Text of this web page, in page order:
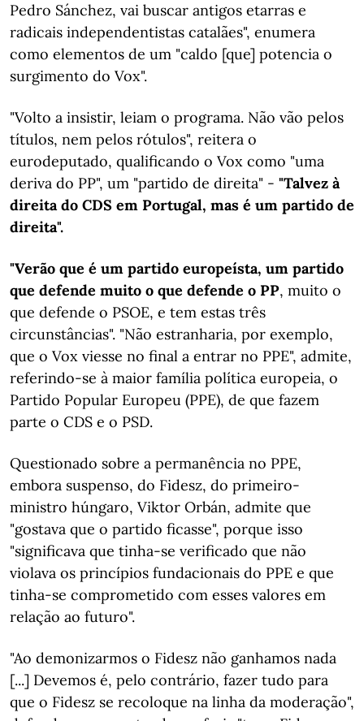
Pedro Sánchez, vai buscar antigos etarras e
radicais independentistas catalães", enumera
como elementos de um "caldo [que] potencia o
surgimento do Vox".
"Volto a insistir, leiam o programa. Não vão pelos
títulos, nem pelos rótulos", reitera o
eurodeputado, qualificando o Vox como "uma
deriva do PP", um "partido de direita" - "Talvez à
direita do CDS em Portugal, mas é um partido de
direita".
"Verão que é um partido europeísta, um partido
que defende muito o que defende o PP, muito o
que defende o PSOE, e tem estas três
circunstâncias". "Não estranharia, por exemplo,
que o Vox viesse no final a entrar no PPE", admite,
referindo-se à maior família política europeia, o
Partido Popular Europeu (PPE), de que fazem
parte o CDS e o PSD.
Questionado sobre a permanência no PPE,
embora suspenso, do Fidesz, do primeiro-
ministro húngaro, Viktor Orbán, admite que
"gostava que o partido ficasse", porque isso
"significava que tinha-se verificado que não
violava os princípios fundacionais do PPE e que
tinha-se comprometido com esses valores em
relação ao futuro".
"Ao demonizarmos o Fidesz não ganhamos nada
[...] Devemos é, pelo contrário, fazer tudo para
que o Fidesz se recoloque na linha da moderação",